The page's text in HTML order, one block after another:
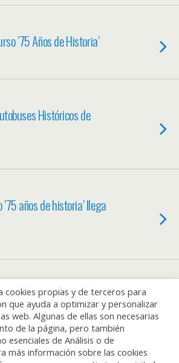
’75 Años de Historia’
Históricos de
años de historia’ llega
Marcados De Esta Manera…
cookies propias y de terceros para
que ayuda a optimizar y personalizar
web. Algunas de ellas son necesarias
de la página, pero también
esenciales de Análisis o de
más información sobre las cookies